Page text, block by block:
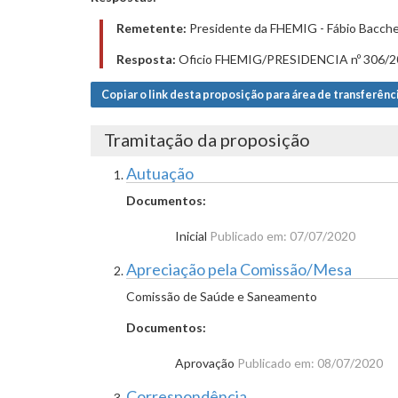
Remetente: Presidente da FHEMIG - Fábio
Resposta: Oficio FHEMIG/PRESIDENCIA nº 306/
Copiar o link desta proposição para área de
Tramitação da proposição
Autuação
Documentos:
Inicial Publicado em: 07/07/2020
Apreciação pela Comissão/Mesa
Comissão de Saúde e Saneamento
Documentos:
Aprovação Publicado em: 08/07/2020